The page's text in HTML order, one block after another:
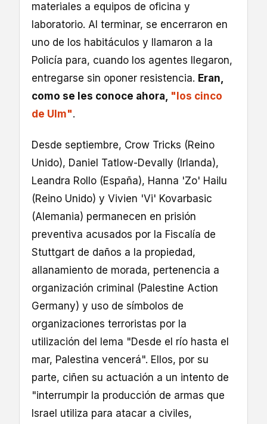
materiales a equipos de oficina y
laboratorio. Al terminar, se encerraron en
uno de los habitáculos y llamaron a la
Policía para, cuando los agentes llegaron,
entregarse sin oponer resistencia. Eran,
como se les conoce ahora, "los cinco
de Ulm".
Desde septiembre, Crow Tricks (Reino
Unido), Daniel Tatlow-Devally (Irlanda),
Leandra Rollo (España), Hanna 'Zo' Hailu
(Reino Unido) y Vivien 'Vi' Kovarbasic
(Alemania) permanecen en prisión
preventiva acusados por la Fiscalía de
Stuttgart de daños a la propiedad,
allanamiento de morada, pertenencia a
organización criminal (Palestine Action
Germany) y uso de símbolos de
organizaciones terroristas por la
utilización del lema "Desde el río hasta el
mar, Palestina vencerá". Ellos, por su
parte, ciñen su actuación a un intento de
"interrumpir la producción de armas que
Israel utiliza para atacar a civiles,